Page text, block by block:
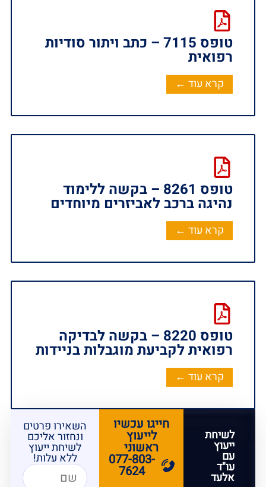
טופס 7115 – כתב ויתור סודיות
רפואית
קרא עוד ←
טופס 8261 – בקשה ללימוד
נהיגה ברכב לאביזרים מיוחדים
קרא עוד ←
טופס 8220 – בקשה לבדיקה
רפואית לקביעת מוגבלות בניידות
קרא עוד ←
לשיחת
ייעוץ
עם
עו"ד
אלעד
חייגו עכשיו
לייעוץ
ראשוני
077-803-
7624
השאירו פרטים
ונחזור אליכם
לשיחת ייעוץ
ללא עלות!